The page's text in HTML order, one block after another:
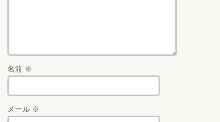
名前 ※
メール ※